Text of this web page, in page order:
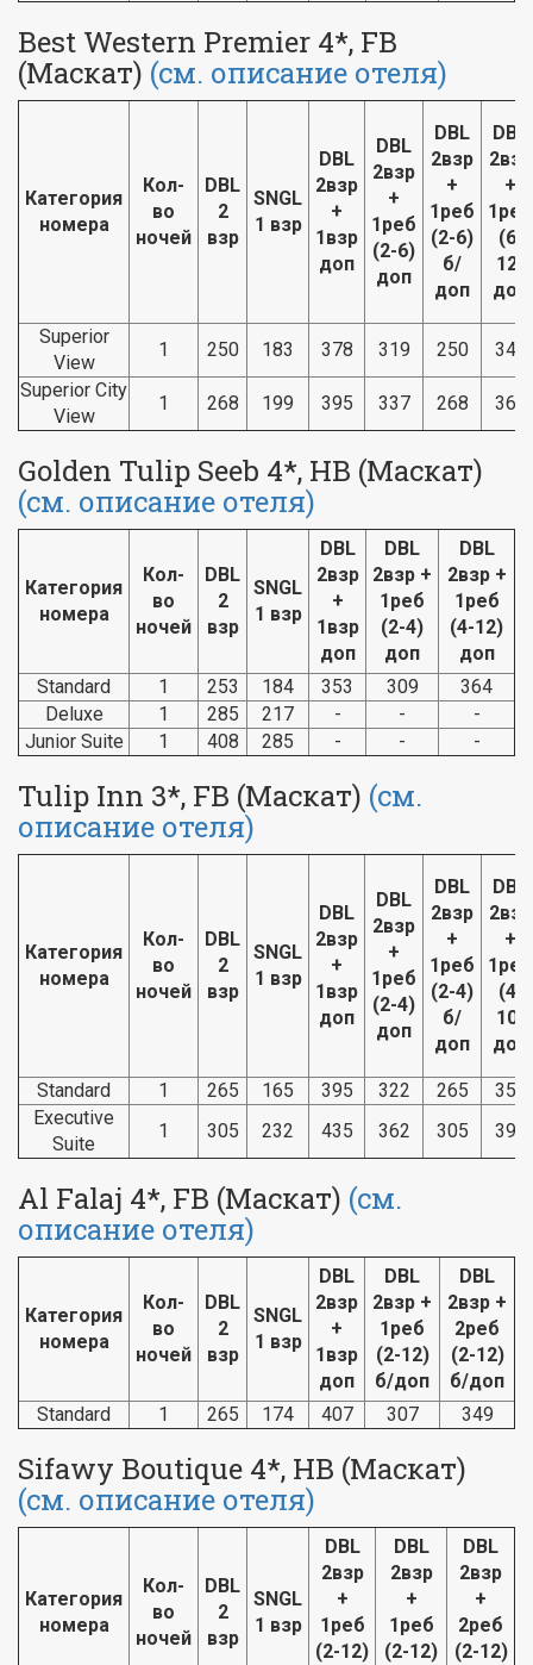
Best Western Premier 4*, FB
(Маскат) (см. описание отеля)
Категория
номера
Кол-
во
ночей
DBL
2
взр
SNGL
1 взр
DBL
2взр
+
1взр
доп
DBL
2взр
+
1реб
(2-6)
доп
DBL
2взр
+
1реб
(2-6)
б/
доп
DBL
2взр
+
1реб
(6-
12)
доп
Superior
View
1 250 183 378 319 250
349
Superior City
View
1 268 199 395 337 268 366
Golden Tulip Seeb 4*, HB (Маскат)
(см. описание отеля)
Категория
номера
Кол-
во
ночей
DBL
2
взр
SNGL
1 взр
DBL
2взр
+
1взр
доп
DBL
2взр +
1реб
(2-4)
доп
DBL
2взр +
1реб
(4-12)
доп
Standard
1 253 184 353 309
364
Deluxe
1 285 217 - -
-
Junior Suite
1 408 285 - - -
Tulip Inn 3*, FB (Маскат) (см.
описание отеля)
Категория
номера
Кол-
во
ночей
DBL
2
взр
SNGL
1 взр
DBL
2взр
+
1взр
доп
DBL
2взр
+
1реб
(2-4)
доп
DBL
2взр
+
1реб
(2-4)
б/
доп
DBL
2взр
+
1реб
(4-
10)
доп
Standard 1 265 165 395 322 265
359
Executive
Suite
1 305 232 435 362 305 399
Al Falaj 4*, FB (Маскат) (см.
описание отеля)
Категория
номера
Кол-
во
ночей
DBL
2
взр
SNGL
1 взр
DBL
2взр
+
1взр
доп
DBL
2взр +
1реб
(2-12)
б/доп
DBL
2взр +
2реб
(2-12)
б/доп
Standard
1 265 174 407 307 349
Sifawy Boutique 4*, HB (Маскат)
(см. описание отеля)
Категория
номера
Кол-
во
ночей
DBL
2
взр
SNGL
1 взр
DBL
2взр
+
1реб
(2-12)
DBL
2взр
+
1реб
(2-12)
DBL
2взр
+
2реб
(2-12)